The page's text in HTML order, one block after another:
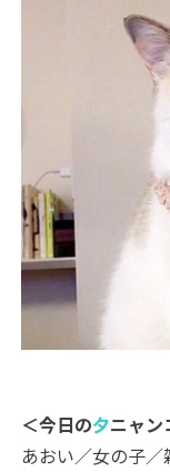
＜今日の夕ニャン
あおい／女の子